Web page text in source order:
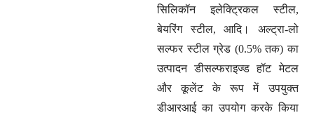
सिलिकॉन इलेक्ट्रिकल स्टील,
बेयरिंग स्टील, आदि। अल्ट्रा-लो
सल्फर स्टील ग्रेड (0.5% तक) का
उत्पादन डीसल्फराइज्ड हॉट मेटल
और कूलेंट के रूप में उपयुक्त
डीआरआई का उपयोग करके किया